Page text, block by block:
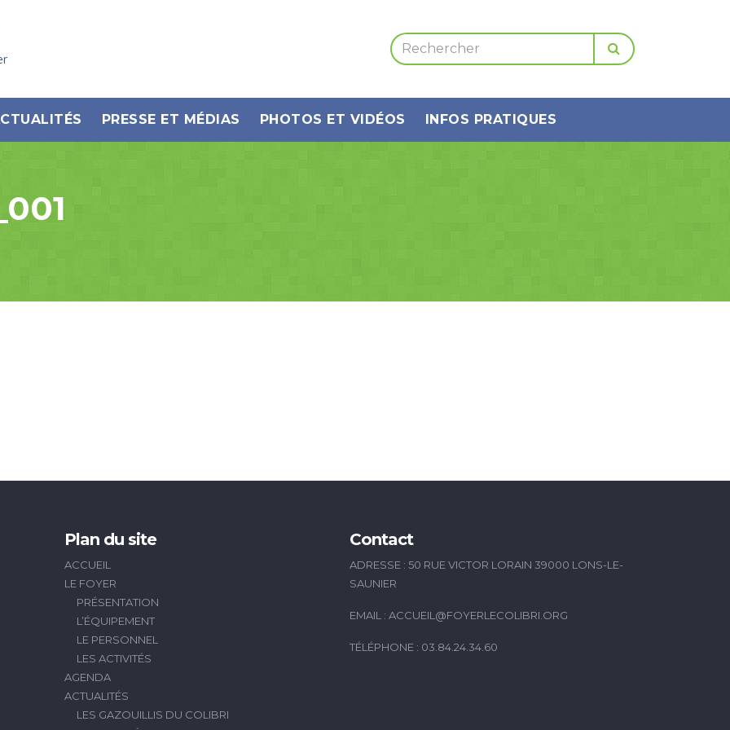
PRESSE ET MÉDIAS PHOTOS ET VIDÉOS INFOS PRATIQUES
Plan du site
ACCUEIL
LE FOYER
PRÉSENTATION
L’ÉQUIPEMENT
LE PERSONNEL
LES ACTIVITÉS
AGENDA
ACTUALITÉS
LES GAZOUILLIS DU COLIBRI
Contact
ADRESSE : 50 RUE VICTOR LORAIN 39000 LONS-LE-
SAUNIER
EMAIL : ACCUEIL@FOYERLECOLIBRI.ORG
TÉLÉPHONE : 03.84.24.34.60